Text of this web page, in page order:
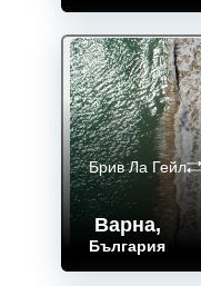
Варна,
България
Брив Ла Гейл